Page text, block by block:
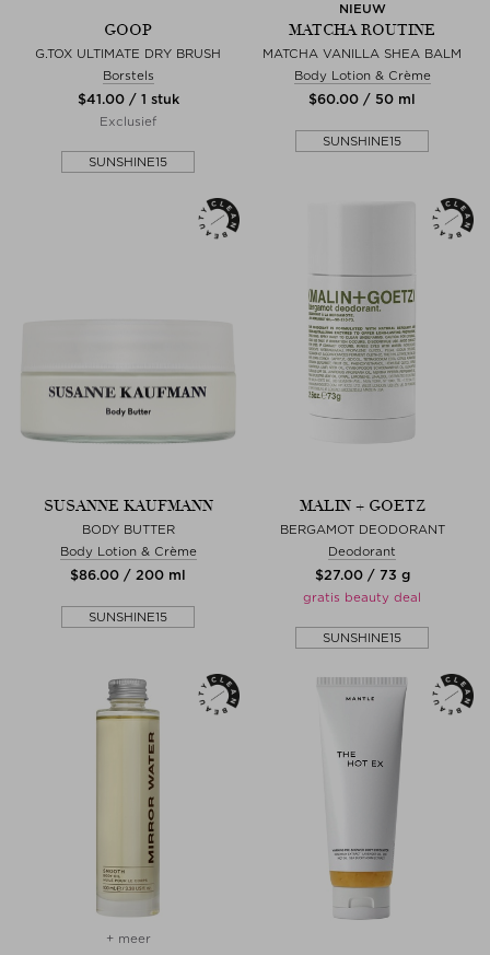
GOOP
G.TOX ULTIMATE DRY BRUSH
Borstels
$‌41.00 / 1 stuk
Exclusief
SUNSHINE15
NIEUW
MATCHA ROUTINE
MATCHA VANILLA SHEA BALM
Body Lotion & Crème
$‌60.00 / 50 ml
SUNSHINE15
SUSANNE KAUFMANN
BODY BUTTER
Body Lotion & Crème
$‌86.00 / 200 ml
SUNSHINE15
MALIN + GOETZ
BERGAMOT DEODORANT
Deodorant
$‌27.00 / 73 g
gratis beauty deal
SUNSHINE15
+ meer